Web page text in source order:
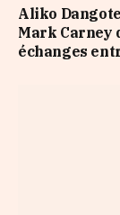
Aliko
Mark Carney
échanges